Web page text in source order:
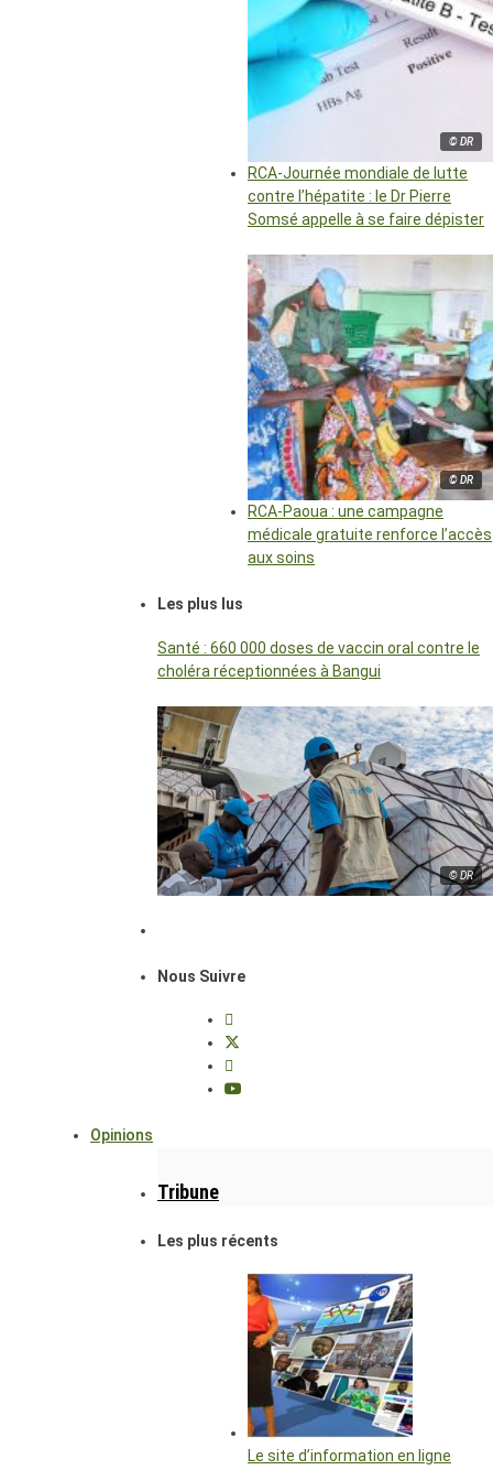
© DR
RCA-Journée mondiale de lutte
contre l’hépatite : le Dr Pierre
Somsé appelle à se faire dépister
© DR
RCA-Paoua : une campagne
médicale gratuite renforce l’accès
aux soins
Les plus lus
Santé : 660 000 doses de vaccin oral contre le
choléra réceptionnées à Bangui
© DR
Nous Suivre
Opinions
Tribune
Les plus récents
Le site d’information en ligne